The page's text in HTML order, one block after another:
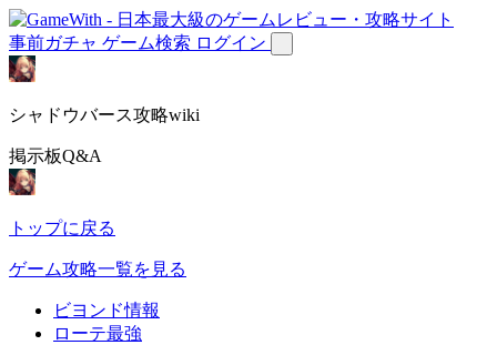
事前ガチャ ゲーム検索 ログイン
シャドウバース攻略wiki
掲示板Q&A
トップに戻る
ゲーム攻略一覧を見る
ビヨンド情報
ローテ最強